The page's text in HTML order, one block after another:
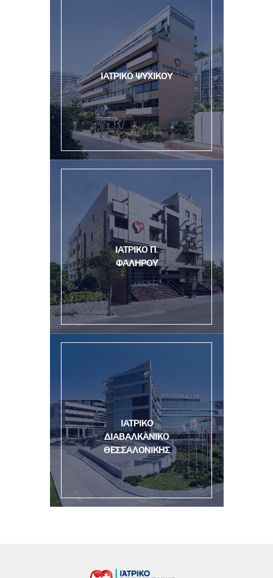
ΙΑΤΡΙΚΟ ΨΥΧΙΚΟΥ
ΙΑΤΡΙΚΟ Π.
ΦΑΛΗΡΟΥ
ΙΑΤΡΙΚΟ
ΔΙΑΒΑΛΚΑΝΙΚΟ
ΘΕΣΣΑΛΟΝΙΚΗΣ